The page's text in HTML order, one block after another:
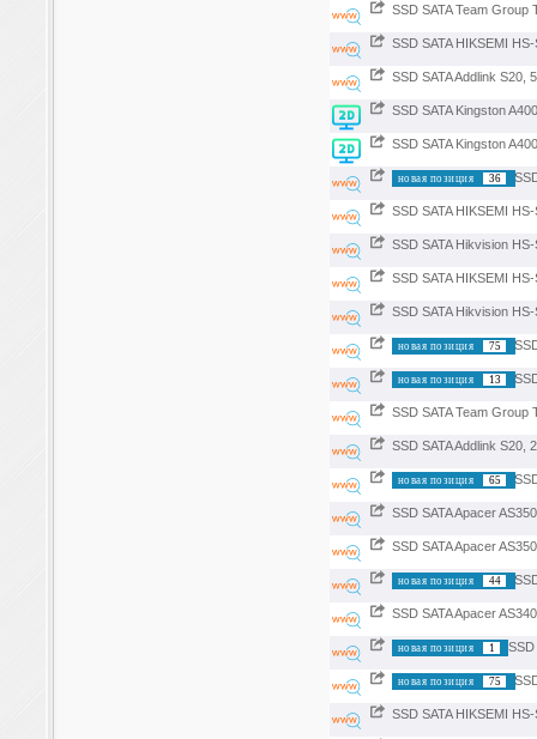
SSD SATA Team
SSD SATA HIKSEMI
SSD SATA Addlink
SSD SATA Kingston
SSD SATA Kingston
новая позиция 36
SSD SATA HIKSEMI
SSD SATA Hikvision
SSD SATA HIKSEMI
SSD SATA Hikvision
новая позиция 75
новая позиция 13
SSD SATA Team
SSD SATA Addlink
новая позиция 65
SSD SATA Apacer
SSD SATA Apacer
новая позиция 44
SSD SATA Apacer
новая позиция 1
новая позиция 75
SSD SATA HIKSEMI